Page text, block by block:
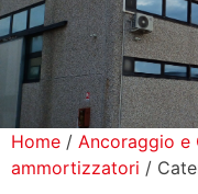
Prodotti
Home / Ancoraggio e
ammortizzatori /